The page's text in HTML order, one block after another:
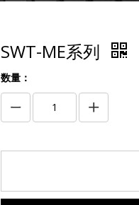
SWT-ME系列
数量：